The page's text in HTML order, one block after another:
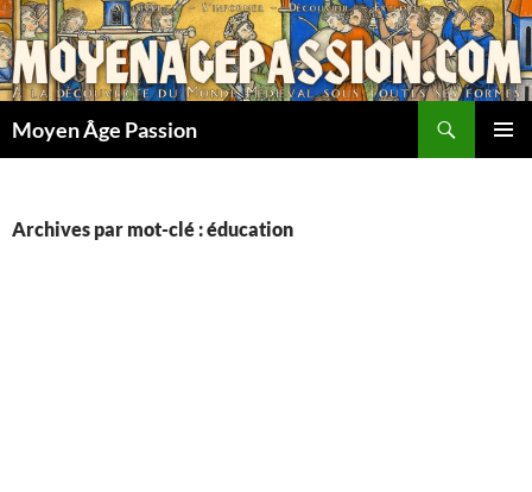
Aller
au
contenu
Moyen Âge Passion
Archives par mot-clé : éducation